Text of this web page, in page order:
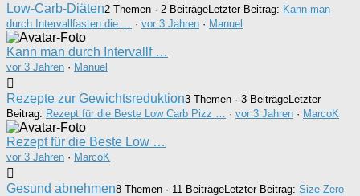
Low-Carb-Diäten2 Themen · 2 BeiträgeLetzter Beitrag: Kann man
durch Intervallfasten die …
· vor 3 Jahren · Manuel
Kann man durch Intervallf …
vor 3 Jahren · Manuel
Rezepte zur Gewichtsreduktion3 Themen · 3 BeiträgeLetzter
Beitrag: Rezept für die Beste Low Carb Pizz … · vor 3 Jahren · MarcoK
Rezept für die Beste Low …
vor 3 Jahren · MarcoK
Gesund abnehmen8 Themen · 11 BeiträgeLetzter Beitrag: Size Zero